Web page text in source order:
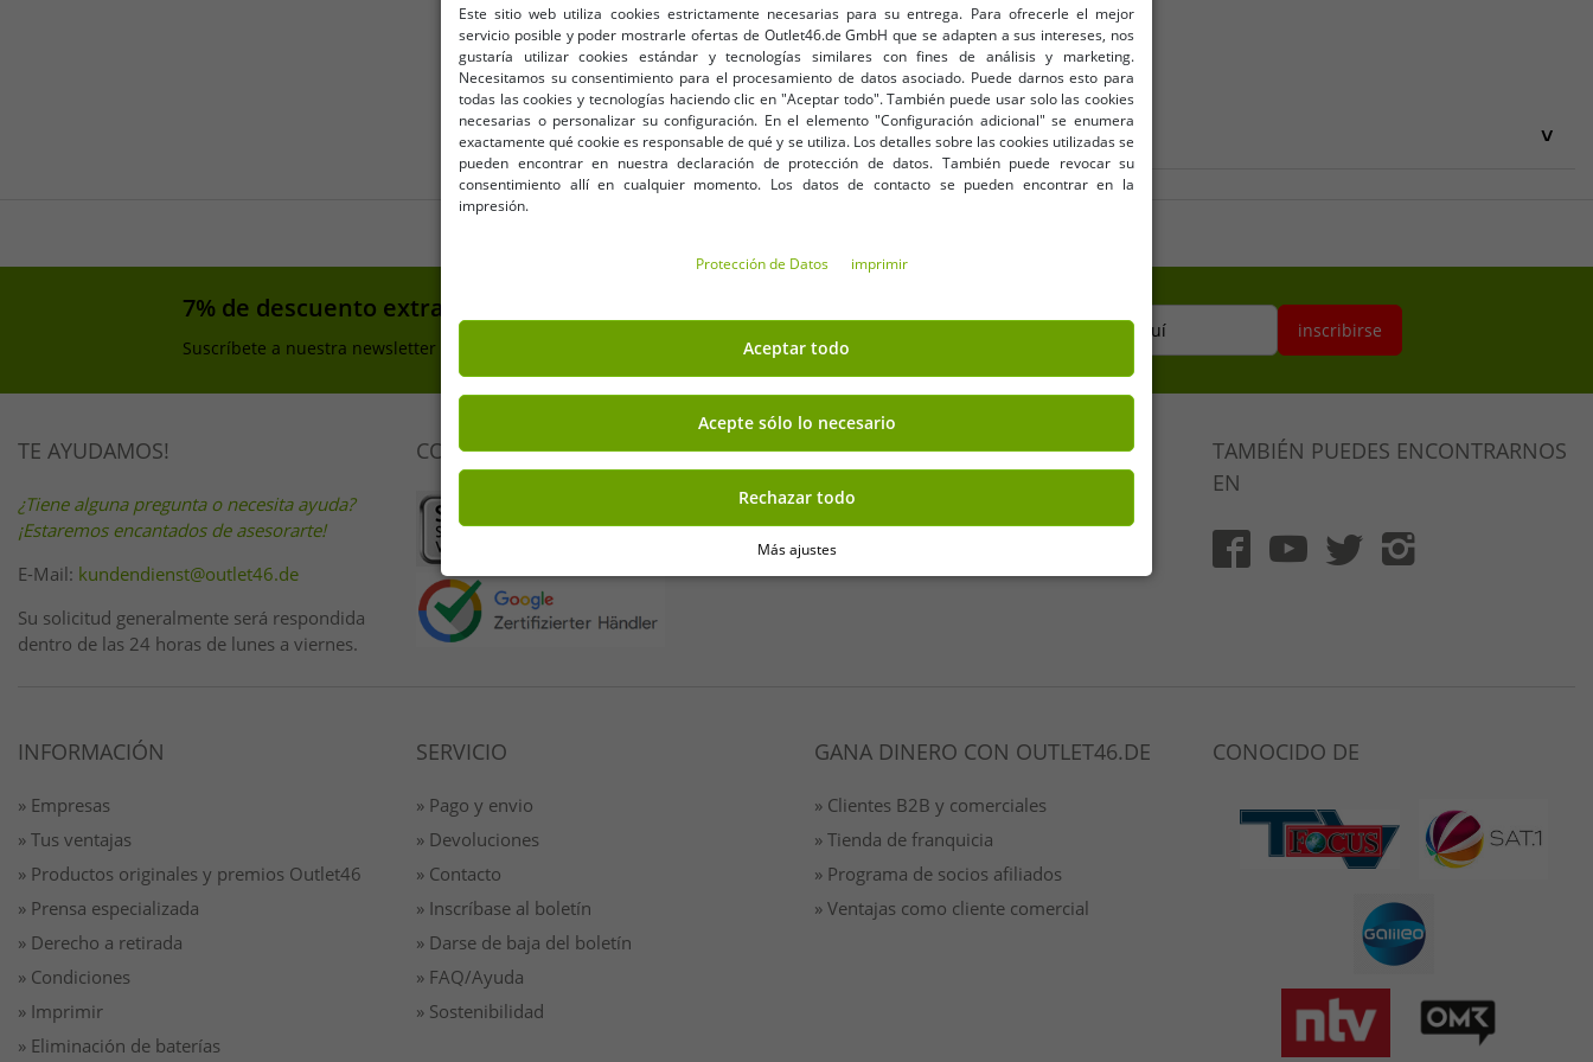
Estilo: vaqueros
tipo de producto: vaqueros
Persona responsable de la UE
Persona responsable de la UE
63150 Heusenstamm
7% de descuento extra en tu compra
Suscríbete a nuestra newsletter y consigue tu 7% de descuento extra
Tu dirección de correo electrónico aquí inscribirse
TE AYUDAMOS!
¿Tiene alguna pregunta o necesita ayuda?
¡Estaremos encantados de asesorarte!
E-Mail: kundendienst@outlet46.de
Su solicitud generalmente será respondida
dentro de las 24 horas de lunes a viernes.
COMPRA DE FORMA SEGURA BENEFICIOS
COMPRA EN FACTURA
100 días derecho de devolución
Envío gratis a partir de 49 € (DE)
TAMBIÉN PUEDES ENCONTRARNOS
EN
INFORMACIÓN
» Empresas
» Tus ventajas
» Productos originales y premios Outlet46
» Prensa especializada
» Derecho a retirada
» Condiciones
» Imprimir
» Eliminación de baterías
SERVICIO
» Pago y envio
» Devoluciones
» Contacto
» Inscríbase al boletín
» Darse de baja del boletín
» FAQ/Ayuda
» Sostenibilidad
GANA DINERO CON OUTLET46.DE
» Clientes B2B y comerciales
» Tienda de franquicia
» Programa de socios afiliados
» Ventajas como cliente comercial
CONOCIDO DE
Este sitio web utiliza cookies estrictamente necesarias para su entrega. Para ofrecerle el mejor
servicio posible y poder mostrarle ofertas de Outlet46.de GmbH que se adapten a sus intereses, nos
gustaría utilizar cookies estándar y tecnologías similares con fines de análisis y marketing.
Necesitamos su consentimiento para el procesamiento de datos asociado. Puede darnos esto para
todas las cookies y tecnologías haciendo clic en "Aceptar todo". También puede usar solo las cookies
necesarias o personalizar su configuración. En el elemento "Configuración adicional" se enumera
exactamente qué cookie es responsable de qué y se utiliza. Los detalles sobre las cookies utilizadas se
pueden encontrar en nuestra declaración de protección de datos. También puede revocar su
consentimiento allí en cualquier momento. Los datos de contacto se pueden encontrar en la
impresión.
Protección de Datos imprimir
Aceptar todo
Acepte sólo lo necesario
Rechazar todo
Más ajustes